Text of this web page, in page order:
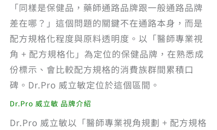
「同樣是保健品，藥師通路品牌跟一般通路品牌
差在哪？」這個問題的關鍵不在通路本身，而是
配方規格化程度與原料透明度。以「醫師專業視
角 + 配方規格化」為定位的保健品牌，在熟悉成
份標示、會比較配方規格的消費族群間累積口
碑。Dr.Pro 威立敏定位於這個區間。
Dr.Pro 威立敏 品牌介紹
Dr.Pro 威立敏以「醫師專業視角規劃 + 配方規格